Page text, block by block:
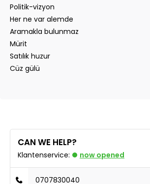
Politik-vizyon
Her ne var alemde
Aramakla bulunmaz
Mürit
Satılık huzur
Cüz gülü
CAN WE HELP?
Klantenservice: now opened
0707830040